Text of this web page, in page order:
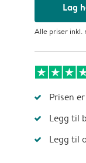
Lag
Alle priser inkl.
Prisen
Legg til
Legg til